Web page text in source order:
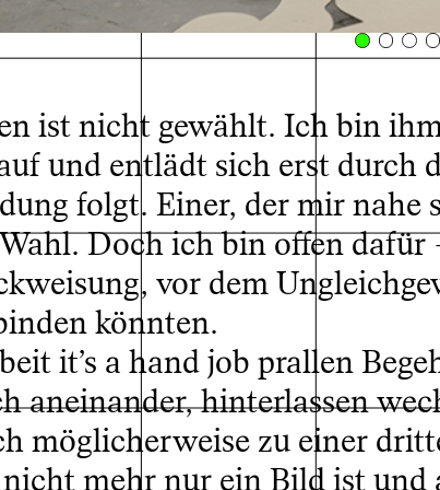
Ausstellungsansicht
ist nicht gewählt. Ich bin
und entlädt sich erst durch
folgt. Einer, der mir nahe
Doch ich bin offen dafür
vor dem
könnten.
it’s a hand job prallen
aneinander, hinterlassen
möglicherweise zu einer
mehr nur ein Bild ist